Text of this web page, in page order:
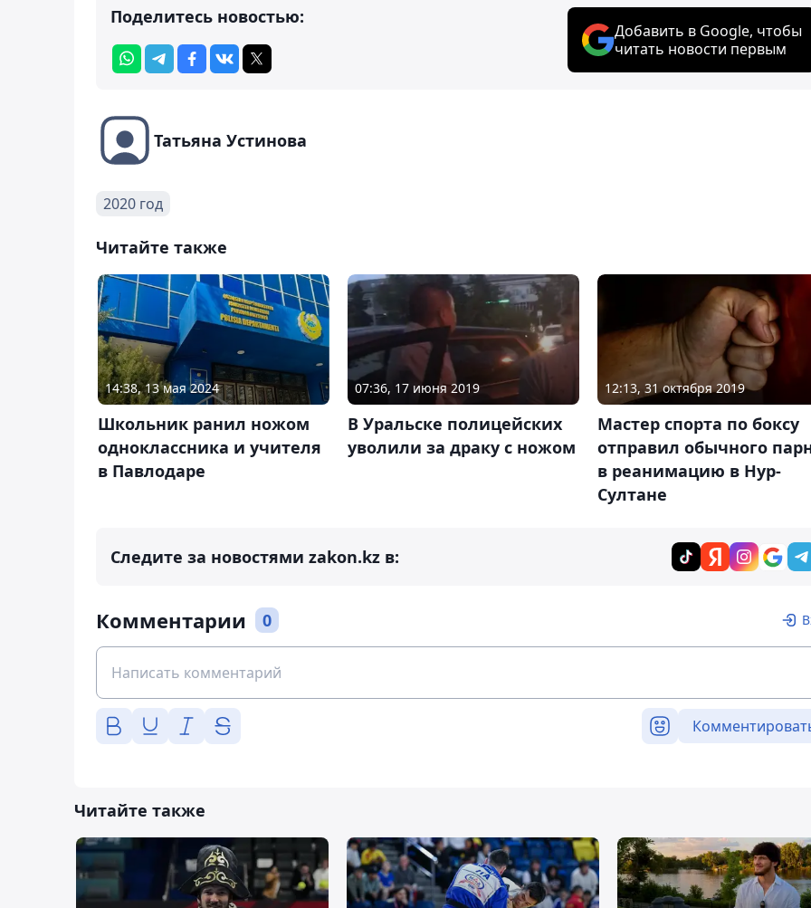
Поделитесь новостью:
Добавить в Google, чтобы
читать новости первым
Татьяна Устинова
2020 год
Читайте также
14:38, 13 мая 2024
Школьник ранил ножом
одноклассника и учителя
в Павлодаре
07:36, 17 июня 2019
В Уральске полицейских
уволили за драку с ножом
12:13, 31 октября 2019
Мастер спорта по боксу
отправил обычного
в реанимацию в Нур-
Султане
Следите за новостями zakon.kz в:
Комментарии 0
Читайте также